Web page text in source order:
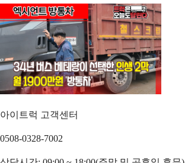
아이트럭 고객센터
0508-0328-7002